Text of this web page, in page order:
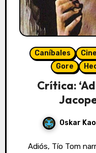
Caníbales Cine
Gore
Crítica:
Oskar
Adiós, Tío Tom narra como dos documentaristas